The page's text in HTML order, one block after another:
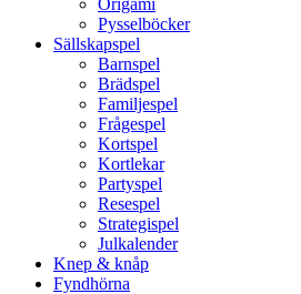
Origami
Pysselböcker
Sällskapspel
Barnspel
Brädspel
Familjespel
Frågespel
Kortspel
Kortlekar
Partyspel
Resespel
Strategispel
Julkalender
Knep & knåp
Fyndhörna